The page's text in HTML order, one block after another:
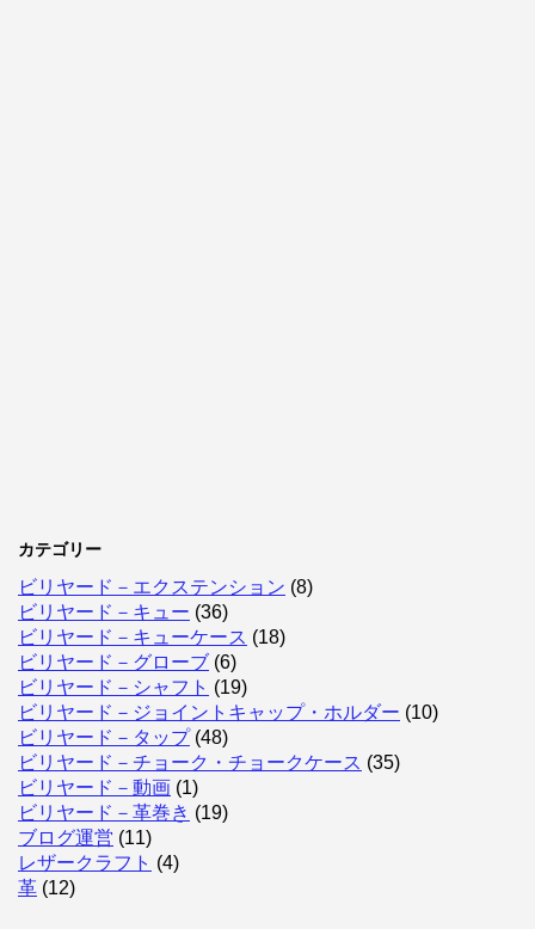
カテゴリー
ビリヤード－エクステンション (8)
ビリヤード－キュー (36)
ビリヤード－キューケース (18)
ビリヤード－グローブ (6)
ビリヤード－シャフト (19)
ビリヤード－ジョイントキャップ・ホルダー (10)
ビリヤード－タップ(48)
ビリヤード－チョーク・チョークケース (35)
ビリヤード－動画 (1)
ビリヤード－革巻き (19)
ブログ運営 (11)
レザークラフト (4)
革 (12)